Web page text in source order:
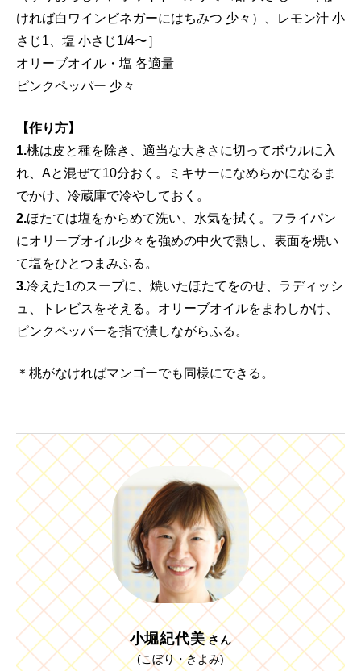
ければ白ワインビネガーにはちみつ 少々）、レモン汁 小
さじ1、塩 小さじ1/4〜］
オリーブオイル・塩 各適量
ピンクペッパー 少々
【作り方】
1.桃は皮と種を除き、適当な大きさに切ってボウルに入
れ、Aと混ぜて10分おく。ミキサーになめらかになるま
でかけ、冷蔵庫で冷やしておく。
2.ほたては塩をからめて洗い、水気を拭く。フライパン
にオリーブオイル少々を強めの中火で熱し、表面を焼い
て塩をひとつまみふる。
3.冷えた1のスープに、焼いたほたてをのせ、ラディッシ
ュ、トレビスをそえる。オリーブオイルをまわしかけ、
ピンクペッパーを指で潰しながらふる。
＊桃がなければマンゴーでも同様にできる。
小堀紀代美 さん
(こぼり・きよみ)